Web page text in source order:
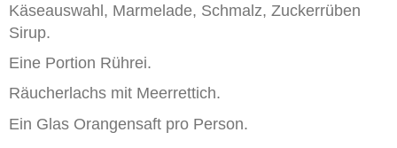
Käseauswahl, Marmelade, Schmalz, Zuckerrüben
Sirup.
Eine Portion Rührei.
Räucherlachs mit Meerrettich.
Ein Glas Orangensaft pro Person.